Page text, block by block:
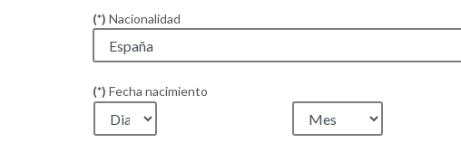
(*) Nacionalidad
(*) Fecha nacimiento